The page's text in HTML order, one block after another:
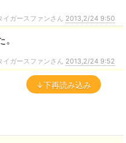
ガースファンさん 2013,2/24 9:50
ガースファンさん 2013,2/24 9:52
↓下再読み込み